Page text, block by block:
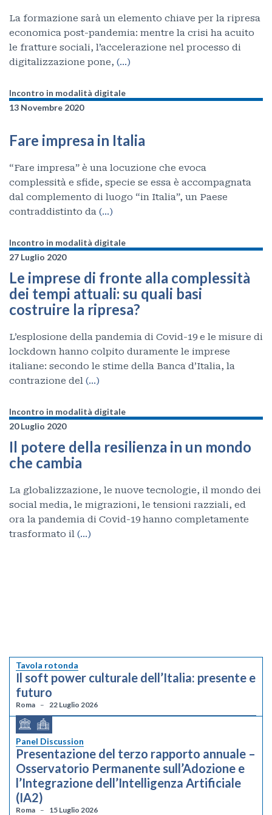
La formazione sarà un elemento chiave per la ripresa
economica post-pandemia: mentre la crisi ha acuito
le fratture sociali, l’accelerazione nel processo di
digitalizzazione pone, (…)
Incontro in modalità digitale
13 Novembre 2020
Fare impresa in Italia
“Fare impresa” è una locuzione che evoca
complessità e sfide, specie se essa è accompagnata
dal complemento di luogo “in Italia”, un Paese
contraddistinto da (…)
Incontro in modalità digitale
27 Luglio 2020
Le imprese di fronte alla complessità
dei tempi attuali: su quali basi
costruire la ripresa?
L’esplosione della pandemia di Covid-19 e le misure di
lockdown hanno colpito duramente le imprese
italiane: secondo le stime della Banca d’Italia, la
contrazione del (…)
Incontro in modalità digitale
20 Luglio 2020
Il potere della resilienza in un mondo
che cambia
La globalizzazione, le nuove tecnologie, il mondo dei
social media, le migrazioni, le tensioni razziali, ed
ora la pandemia di Covid-19 hanno completamente
trasformato il (…)
Tavola rotonda
Il soft power culturale dell’Italia: presente e
futuro
Roma 22 Luglio 2026
Panel Discussion
Presentazione del terzo rapporto annuale –
Osservatorio Permanente sull’Adozione e
l’Integrazione dell’Intelligenza Artificiale
(IA2)
Roma 15 Luglio 2026